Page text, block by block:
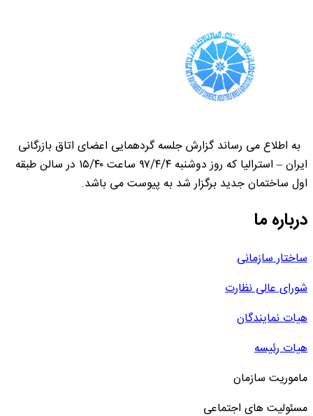
به اطلاع می رساند گزارش جلسه گردهمایی اعضای اتاق بازرگانی
ایران – استرالیا که روز دوشنبه ۹۷/۴/۴ ساعت ۱۵/۴۰ در سالن طبقه
اول ساختمان جدید برگزار شد به پیوست می باشد.
درباره ما
ساختار سازمانی
شورای عالی نظارت
هیات نمایندگان
هیات رئیسه
ماموریت سازمان
مسئولیت های اجتماعی